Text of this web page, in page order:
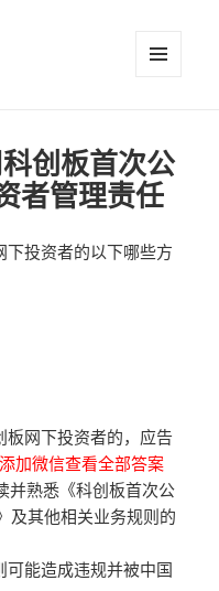
创板首次公
者管理责任
下投资者的以下哪些方
板网下投资者的，应告
添加微信查看全部答案
并熟悉《科创板首次公
及其他相关业务规则的
可能造成违规并被中国